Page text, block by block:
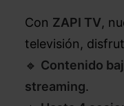
Con ZAPI TV,
televisión,
🔹 Contenido
streaming.